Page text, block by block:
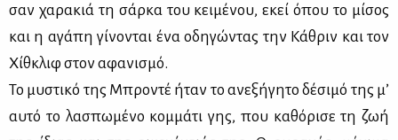
σαν χα­ρα­κιά τη σάρ­κα του κει­μέ­νου, εκεί όπου το μί­σος
και η αγά­πη γί­νο­νται ένα οδη­γώ­ντας την Κά­θριν και τον
Χίθ­κλιφ στον αφα­νι­σμό.
Το μυ­στι­κό της Μπρο­ντέ ήταν το ανε­ξή­γη­το δέ­σι­μό της μ’
αυ­τό το λα­σπω­μέ­νο κομ­μά­τι γης, που κα­θό­ρι­σε τη ζωή